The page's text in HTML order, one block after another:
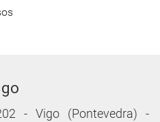
- Vigo (Pontevedra) -